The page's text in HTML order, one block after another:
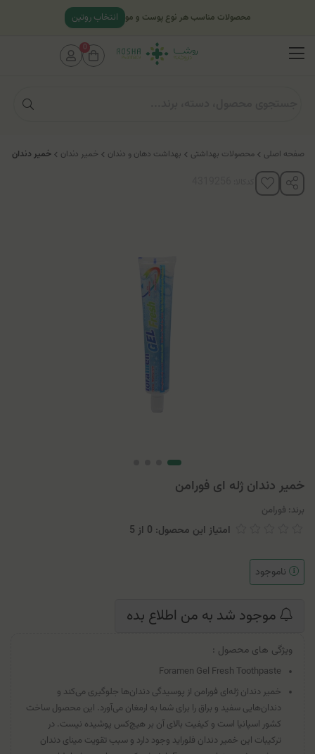
صفحه اصلی محصولات بهداشتی بهداشت دهان و دندان خمیر دندان خمیر دندان
خمیر دندان ژله ای فورامن
برند: فورامن
امتیاز این محصول: 0 از 5
ناموجود
موجود شد به من اطلاع بده
ویژگی های محصول :
Foramen Gel Fresh Toothpaste
خمیر دندان ژله‌ای فورامن از پوسیدگی دندان‌ها جلوگیری می‌کند و
دندان‌هایی سفید و براق را برای شما به ارمغان می‌آورد. این محصول ساخت
کشور اسپانیا است و کیفیت بالای آن بر هیچ‌کس پوشیده نیست. در
ترکیبات این خمیر دندان فلوراید وجود دارد و سبب تقویت مینای دندان
محصولات مناسب هر نوع پوست و مو انتخاب روتین
0